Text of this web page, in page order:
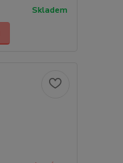
Skladem